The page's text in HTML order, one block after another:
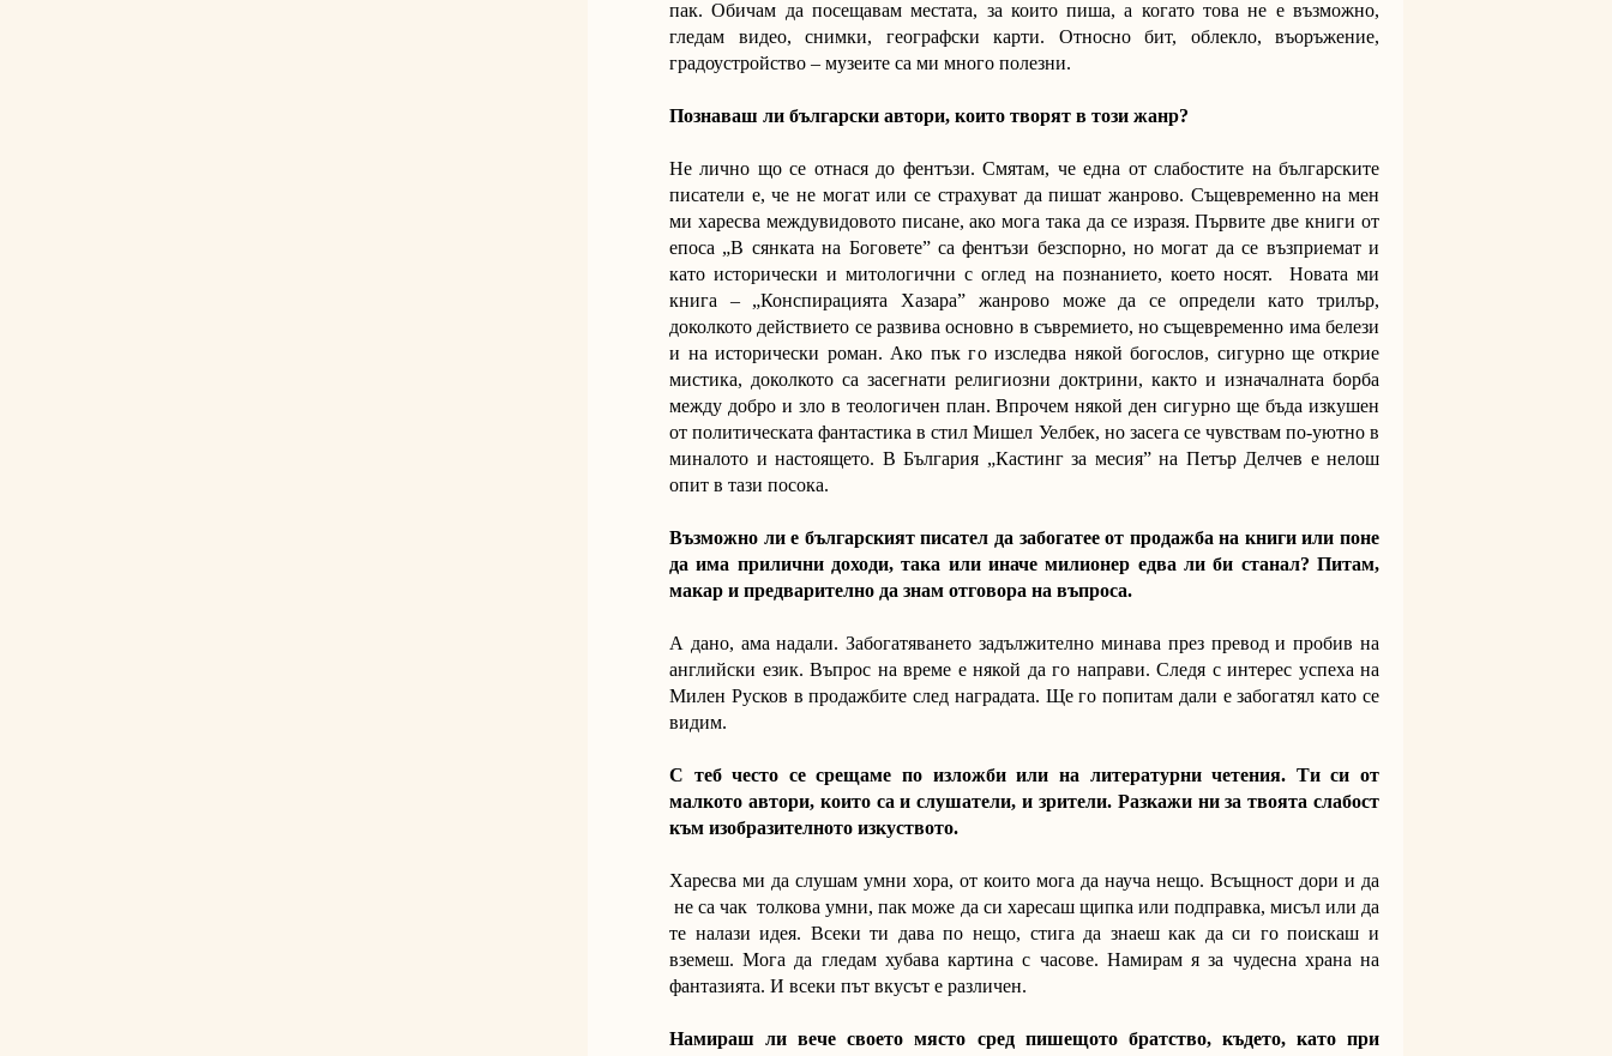
пак. Обичам да посещавам местата, за които пиша, а когато това не е възможно,
гледам видео, снимки, географски карти. Относно бит, облекло, въоръжение,
градоустройство – музеите са ми много полезни.
Познаваш ли български автори, които творят в този жанр?
Не лично що се отнася до фентъзи. Смятам, че една от слабостите на българските
писатели е, че не могат или се страхуват да пишат жанрово. Същевременно на мен
ми харесва междувидовото писане, ако мога така да се изразя. Първите две книги от
епоса „В сянката на Боговете” са фентъзи безспорно, но могат да се възприемат и
като исторически и митологични с оглед на познанието, което носят. Новата ми
книга – „Конспирацията Хазара” жанрово може да се определи като трилър,
доколкото действието се развива основно в съвремието, но същевременно има белези
и на исторически роман. Ако пък го изследва някой богослов, сигурно ще открие
мистика, доколкото са засегнати религиозни доктрини, както и изначалната борба
между добро и зло в теологичен план. Впрочем някой ден сигурно ще бъда изкушен
от политическата фантастика в стил Мишел Уелбек, но засега се чувствам по-уютно в
миналото и настоящето. В България „Кастинг за месия” на Петър Делчев е нелош
опит в тази посока.
Възможно ли е българският писател да забогатее от продажба на книги или поне
да има прилични доходи, така или иначе милионер едва ли би станал? Питам,
макар и предварително да знам отговора на въпроса.
А дано, ама надали. Забогатяването задължително минава през превод и пробив на
английски език. Въпрос на време е някой да го направи. Следя с интерес успеха на
Милен Русков в продажбите след наградата. Ще го попитам дали е забогатял като се
видим.
С теб често се срещаме по изложби или на литературни четения. Ти си от
малкото автори, които са и слушатели, и зрители. Разкажи ни за твоята слабост
към изобразителното изкуството.
Харесва ми да слушам умни хора, от които мога да науча нещо. Всъщност дори и да
не са чак толкова умни, пак може да си харесаш щипка или подправка, мисъл или да
те налази идея. Всеки ти дава по нещо, стига да знаеш как да си го поискаш и
вземеш. Мога да гледам хубава картина с часове. Намирам я за чудесна храна на
фантазията. И всеки път вкусът е различен.
Намираш ли вече своето място сред пишещото братство, където, като при